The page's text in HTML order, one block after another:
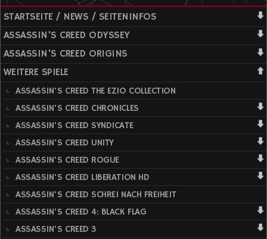
STARTSEITE / NEWS / SEITENINFOS
ASSASSIN'S CREED ODYSSEY
ASSASSIN'S CREED ORIGINS
WEITERE SPIELE
ASSASSIN'S CREED THE EZIO COLLECTION
ASSASSIN'S CREED CHRONICLES
ASSASSIN'S CREED SYNDICATE
ASSASSIN'S CREED UNITY
ASSASSIN'S CREED ROGUE
ASSASSIN'S CREED LIBERATION HD
ASSASSIN'S CREED SCHREI NACH FREIHEIT
ASSASSIN'S CREED 4: BLACK FLAG
ASSASSIN'S CREED 3